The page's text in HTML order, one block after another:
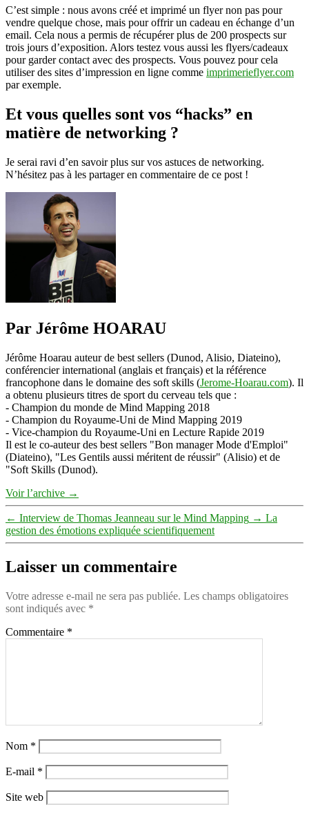
C’est simple : nous avons créé et imprimé un flyer non pas pour
vendre quelque chose, mais pour offrir un cadeau en échange d’un
email. Cela nous a permis de récupérer plus de 200 prospects sur
trois jours d’exposition. Alors testez vous aussi les flyers/cadeaux
pour garder contact avec des prospects. Vous pouvez pour cela
utiliser des sites d’impression en ligne comme imprimerieflyer.com
par exemple.
Et vous quelles sont vos “hacks” en
matière de networking ?
Je serai ravi d’en savoir plus sur vos astuces de networking.
N’hésitez pas à les partager en commentaire de ce post !
Par Jérôme HOARAU
Jérôme Hoarau auteur de best sellers (Dunod, Alisio, Diateino),
conférencier international (anglais et français) et la référence
francophone dans le domaine des soft skills (Jerome-Hoarau.com). Il
a obtenu plusieurs titres de sport du cerveau tels que :
- Champion du monde de Mind Mapping 2018
- Champion du Royaume-Uni de Mind Mapping 2019
- Vice-champion du Royaume-Uni en Lecture Rapide 2019
Il est le co-auteur des best sellers "Bon manager Mode d'Emploi"
(Diateino), "Les Gentils aussi méritent de réussir" (Alisio) et de
"Soft Skills (Dunod).
Voir l’archive →
← Interview de Thomas Jeanneau sur le Mind Mapping → La
gestion des émotions expliquée scientifiquement
Laisser un commentaire
Votre adresse e-mail ne sera pas publiée. Les champs obligatoires
sont indiqués avec *
Commentaire *
Nom *
E-mail *
Site web